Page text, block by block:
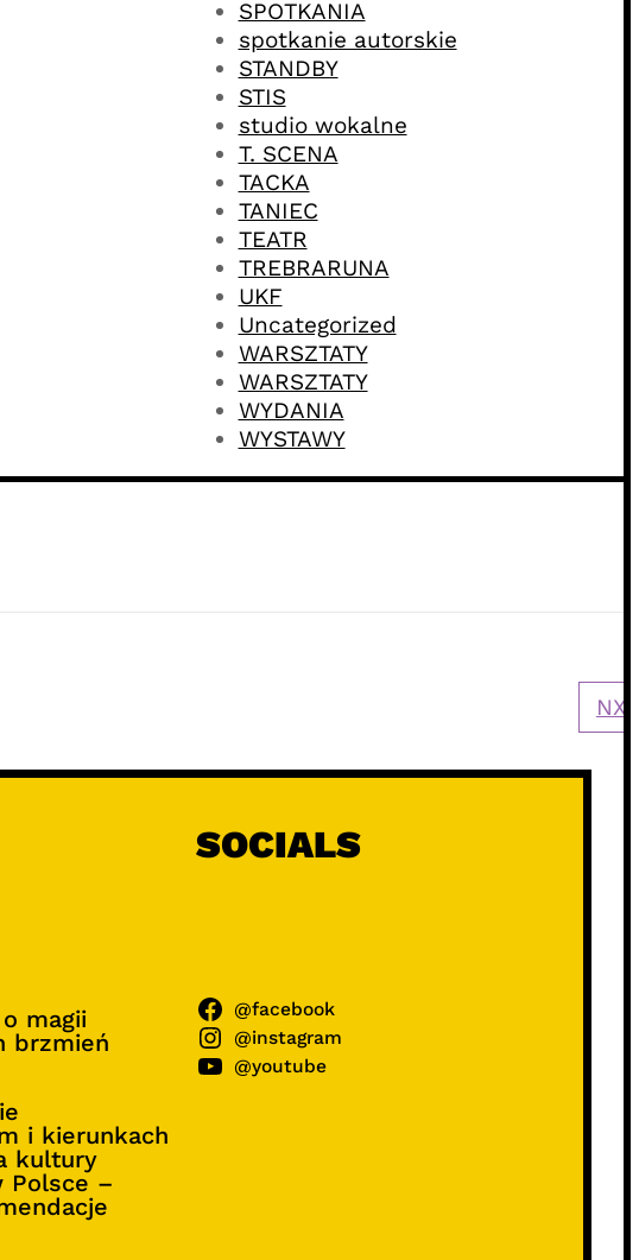
SPOTKANIA
spotkanie autorskie
STANDBY
STIS
studio wokalne
T. SCENA
TACKA
TANIEC
TEATR
TREBRARUNA
UKF
Uncategorized
WARSZTATY
WARSZTATY
WYDANIA
WYSTAWY
magii
brzmień
i kierunkach
kultury
Polsce –
SOCIALS
@facebook
@instagram
@youtube